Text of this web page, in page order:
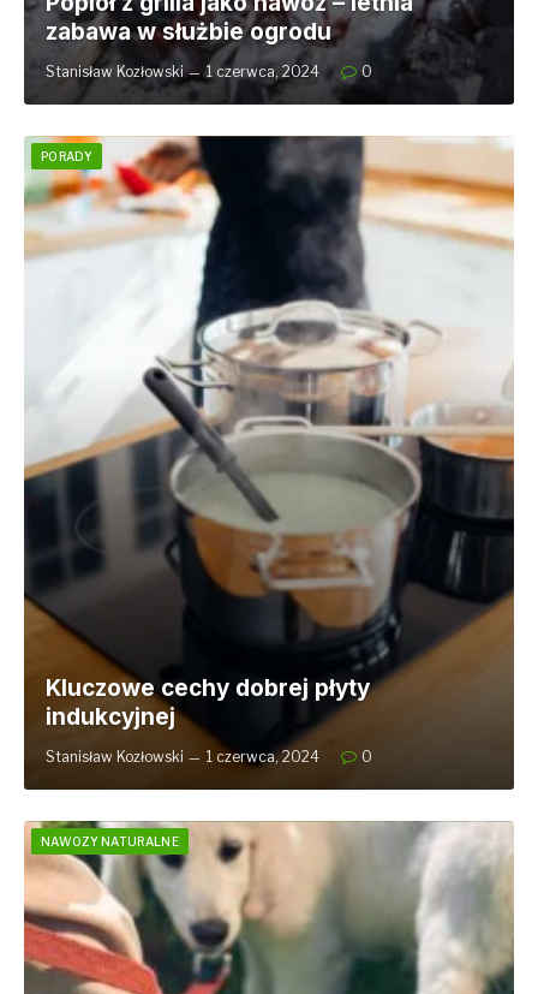
zabawa w służbie ogrodu
Stanisław Kozłowski 1 czerwca, 2024 0
PORADY
Kluczowe cechy dobrej płyty
indukcyjnej
Stanisław Kozłowski 1 czerwca, 2024 0
NAWOZY NATURALNE